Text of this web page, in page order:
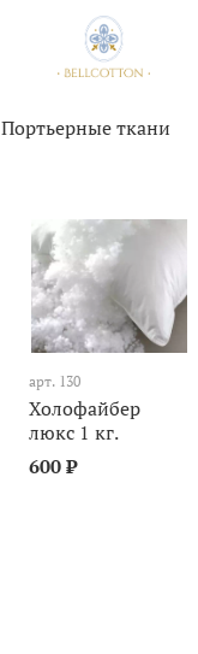
Портьерные ткани
арт. 130
Холофайбер
люкс 1 кг.
600 ₽